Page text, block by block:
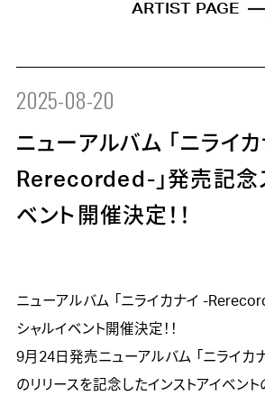
ARTIST PAGE
2025-08-20
ニューアルバム 「ニライ
Rerecorded-」発売記念
ベント開催決定！！
ニューアルバム 「ニライカナイ -
シャルイベント開催決定！！
9月24日発売ニューアルバム 「ニライカ
のリリースを記念したインストアイベン